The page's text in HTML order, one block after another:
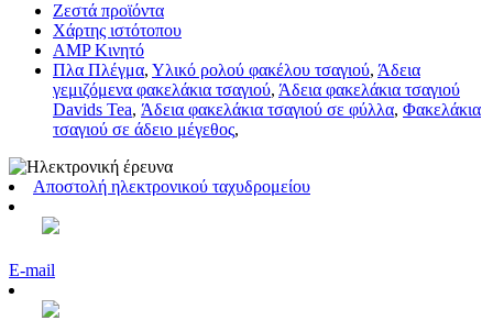
Ζεστά προϊόντα
Χάρτης ιστότοπου
AMP Κινητό
Πλα Πλέγμα, Υλικό ρολού φακέλου τσαγιού, Άδεια
γεμιζόμενα φακελάκια τσαγιού, Άδεια φακελάκια τσαγιού
Davids Tea, Άδεια φακελάκια τσαγιού σε φύλλα, Φακελάκια
τσαγιού σε άδειο μέγεθος,
Αποστολή ηλεκτρονικού ταχυδρομείου
E-mail